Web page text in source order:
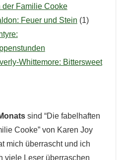
der Familie Cooke
Feuer und Stein (1)
Whittemore: Bittersweet
sind “Die fabelhaften
Cooke” von Karen Joy
mich überrascht und ich
viele Leser überraschen